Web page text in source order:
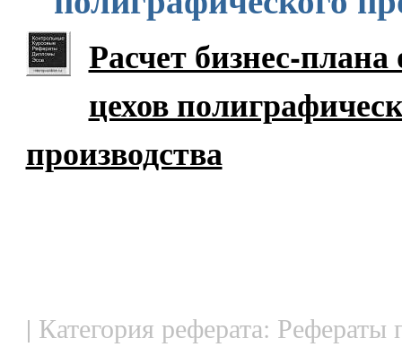
Расчет бизнес-плана
цехов
производства
| Категория реферата: Рефераты